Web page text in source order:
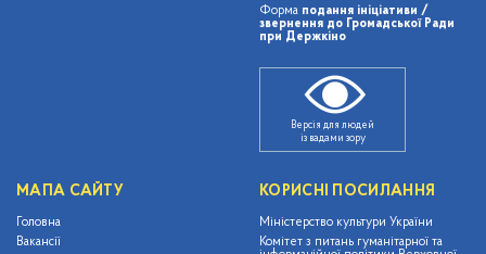
Форма подання ініціативи /
звернення до Громадської Ради
при Держкіно
Версія для людей
із вадами зору
МАПА САЙТУ
Головна
Вакансії
КОРИСНІ ПОСИЛАННЯ
Міністерство культури України
Комітет з питань гуманітарної та